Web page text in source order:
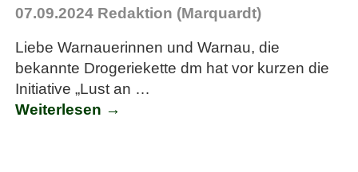
07.09.2024 Redaktion (Marquardt)
Liebe Warnauerinnen und Warnau, die
bekannte Drogeriekette dm hat vor kurzen die
Initiative „Lust an …
Weiterlesen →